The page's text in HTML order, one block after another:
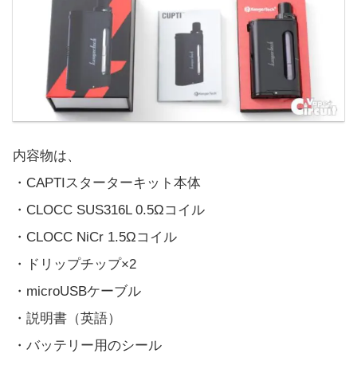
内容物は、
・CAPTIスターターキット本体
・CLOCC SUS316L 0.5Ωコイル
・CLOCC NiCr 1.5Ωコイル
・ドリップチップ×2
・microUSBケーブル
・説明書（英語）
・バッテリー用のシール